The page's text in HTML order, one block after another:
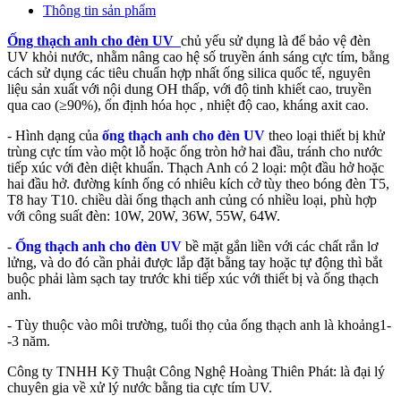
Thông tin sản phẩm
Ống thạch anh cho đèn UV chủ yếu sử dụng là để bảo vệ đèn
UV khỏi nước, nhằm nâng cao hệ số truyền ánh sáng cực tím, bằng
cách sử dụng các tiêu chuẩn hợp nhất ống silica quốc tế, nguyên
liệu sản xuất với nội dung OH thấp, với độ tinh khiết cao, truyền
qua cao (≥90%), ổn định hóa học , nhiệt độ cao, kháng axit cao.
- Hình dạng của ống thạch anh cho đèn UV theo loại thiết bị khử
trùng cực tím vào một lỗ hoặc ống tròn hở hai đầu, tránh cho nước
tiếp xúc với đèn diệt khuẩn. Thạch Anh có 2 loại: một đầu hở hoặc
hai đầu hở. đường kính ống có nhiêu kích cở tùy theo bóng đèn T5,
T8 hay T10. chiều dài ống thạch anh củng có nhiều loại, phù hợp
với công suất đèn: 10W, 20W, 36W, 55W, 64W.
- Ống thạch anh cho đèn UV bề mặt gắn liền với các chất rắn lơ
lửng, và do đó cần phải được lắp đặt bằng tay hoặc tự động thì bắt
buộc phải làm sạch tay trước khi tiếp xúc với thiết bị và ống thạch
anh.
- Tùy thuộc vào môi trường, tuổi thọ của ống thạch anh là khoảng1-
-3 năm.
Công ty TNHH Kỹ Thuật Công Nghệ Hoàng Thiên Phát: là đại lý
chuyên gia về xử lý nước bằng tia cực tím UV.